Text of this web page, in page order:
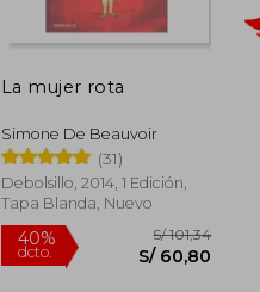
La mujer rota
Simone De Beauvoir
(31)
Debolsillo, 2014, 1 Edición,
Tapa Blanda, Nuevo